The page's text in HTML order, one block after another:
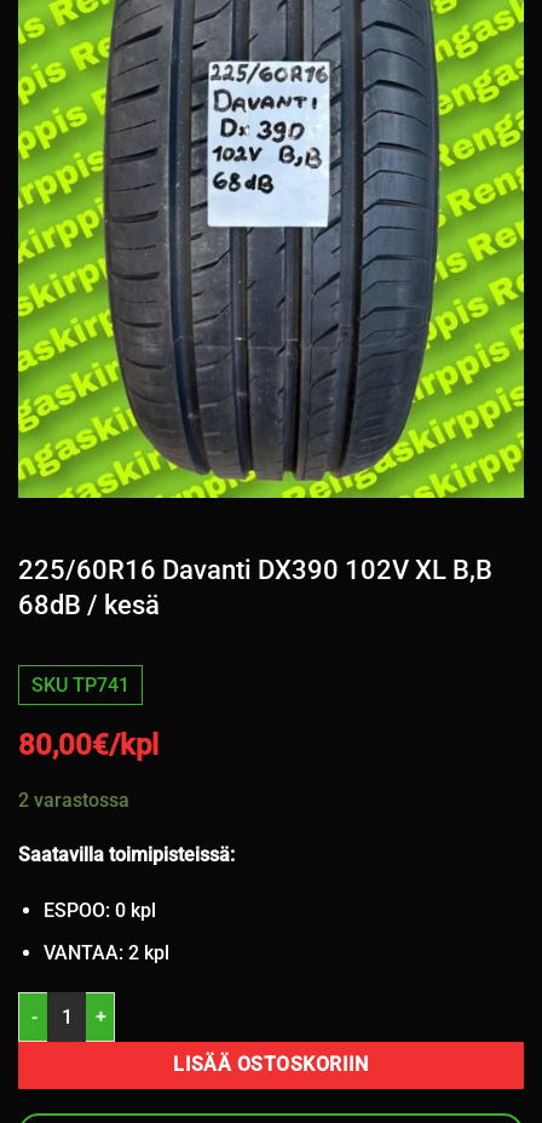
225/60R16 Davanti DX390 102V XL B,B
68dB / kesä
SKU TP741
80,00€/kpl
2 varastossa
Saatavilla toimipisteissä:
ESPOO: 0 kpl
VANTAA: 2 kpl
225/60R16 Davanti DX390 102V XL B,B 68dB / kesä määrä
LISÄÄ OSTOSKORIIN